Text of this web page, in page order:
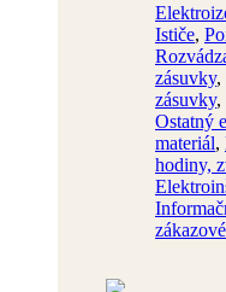
Ističe,
zásuvky,
zásuvky,
Ostatný
materiál,
hodiny,